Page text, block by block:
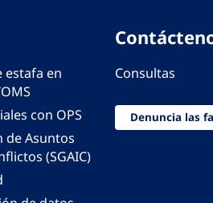
estafa en
con OPS
de Asuntos
(SGAIC)
Consultas
Denuncia las